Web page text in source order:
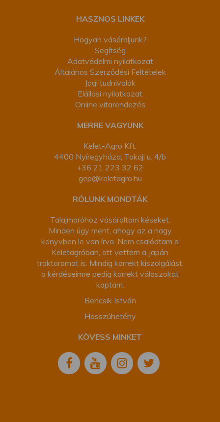
HASZNOS LINKEK
Hogyan vásároljunk?
Segítség
Adatvédelmi nyilatkozat
Általános Szerződési Feltételek
Jogi tudnivalók
Elállási nyilatkozat
Online vitarendezés
MERRE VAGYUNK
Kelet-Agro Kft.
4400 Nyíregyháza, Tokaji u. 4/b
+36 21 223 32 62
gep@keletagro.hu
RÓLUNK MONDTÁK
Talajmaróhoz vásároltam késeket.
Minden úgy ment, ahogy az a nagy
könyvben le van írva. Nem csalódtam a
Keletagróban, ott vettem a Japán
traktoromat is. Mindig korrekt kiszolgálást,
a kérdéseimre pedig korrekt válaszokat
kaptam.
Bencsik István
Hosszúhetény
KÖVESS MINKET